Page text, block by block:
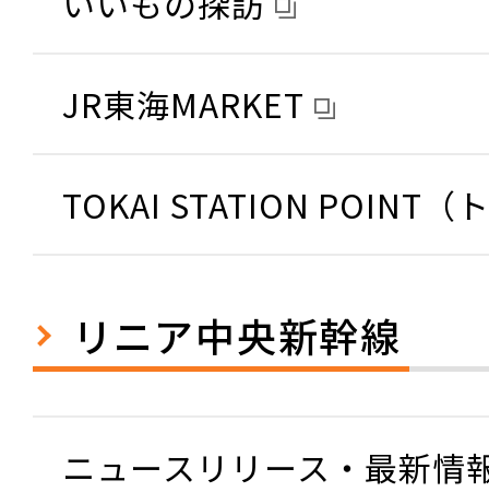
JR東海MARKET
TOKAI STATION POINT（
リニア中央新幹線
ニュースリリース・最新情